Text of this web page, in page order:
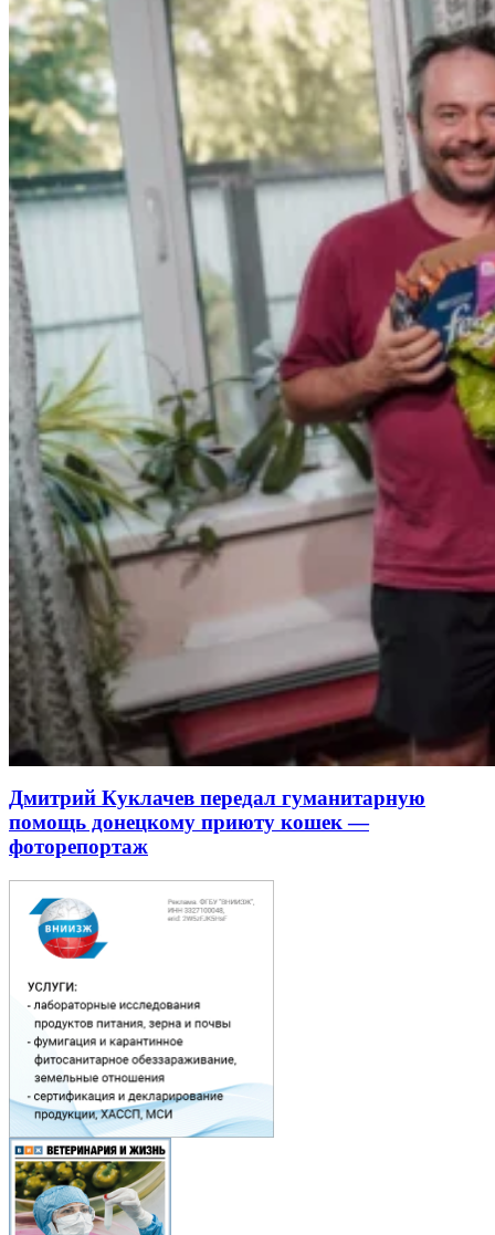
Дмитрий Куклачев передал гуманитарную
помощь донецкому приюту кошек —
фоторепортаж